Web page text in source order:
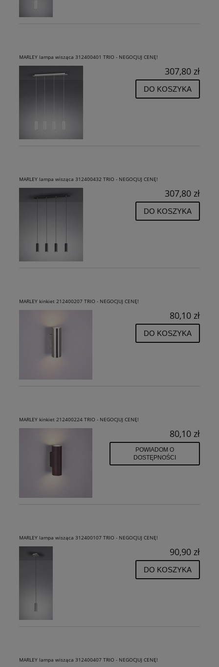
MARLEY lampa wisząca 312400401 TRIO - NEGOCJUJ CENĘ!
307,80 zł
DO KOSZYKA
MARLEY lampa wisząca 312400432 TRIO - NEGOCJUJ CENĘ!
307,80 zł
DO KOSZYKA
MARLEY kinkiet 212400207 TRIO - NEGOCJUJ CENĘ!
80,10 zł
DO KOSZYKA
MARLEY kinkiet 212400224 TRIO - NEGOCJUJ CENĘ!
80,10 zł
POWIADOM O
DOSTĘPNOŚCI
MARLEY lampa wisząca 312400107 TRIO - NEGOCJUJ CENĘ!
90,90 zł
DO KOSZYKA
MARLEY lampa wisząca 312400407 TRIO - NEGOCJUJ CENĘ!